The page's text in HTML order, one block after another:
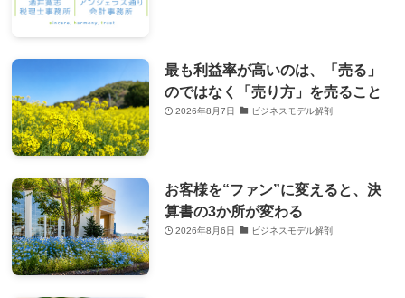
最も利益率が高いのは、「売る」
のではなく「売り方」を売ること
2026年8月7日 ビジネスモデル解剖
お客様を“ファン”に変えると、決
算書の3か所が変わる
2026年8月6日 ビジネスモデル解剖